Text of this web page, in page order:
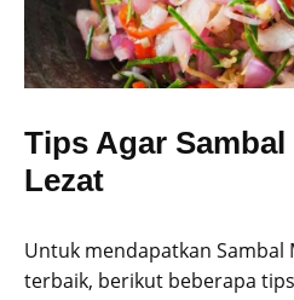
Tips Agar
Lezat
Untuk mendapatkan Sambal
terbaik, berikut beberapa